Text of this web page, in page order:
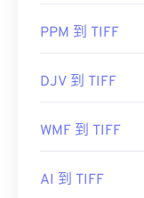
PPM 到 TIFF
DJV 到 TIFF
WMF 到 TIFF
AI 到 TIFF